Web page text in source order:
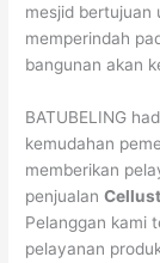
mesjid bertujuan
memperindah
bangunan akan
BATUBELING
kemudahan
memberikan
penjualan
Pelanggan kami
pelayanan